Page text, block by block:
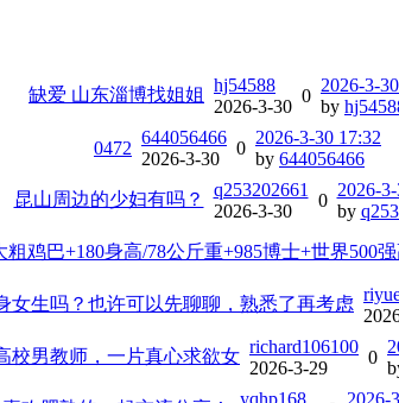
缺爱 山东淄博找姐姐 hj54588
2026-3-30
0
2026-3-
by
0472
644056466
2026-3-30
0
2026-3-30 17:32
by 644056466
昆山周边的少妇有吗？
q253202661
2026-3-30
0
2026-
by
粗鸡巴+180身高/78公斤重+985博士+世界500强
女生吗？也许可以先聊聊，熟悉了再考虑
校男教师，一片真心求欲女 richard106100
2026-3-29
0
yqhp168
2026-